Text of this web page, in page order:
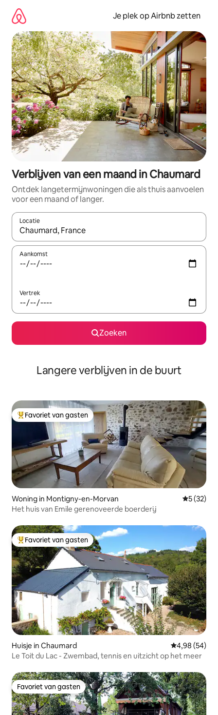
direct
naar
inhoud
Je plek op Airbnb zetten
Verblijven van een maand in Chaumard
Ontdek langetermijnwoningen die als thuis aanvoelen
voor een maand of langer.
Locatie
Wanneer er resultaten beschikbaar zijn, maak je een keuze
Aankomst
Vertrek
Zoeken
Langere verblijven in de buurt
Topfavoriet van gasten
Favoriet van gasten
Woning in Montigny-en-Morvan
5 (32)
Het huis van Emile gerenoveerde boerderij
Topfavoriet van gasten
Favoriet van gasten
Huisje in Chaumard Gemiddelde
4,98 (54)
Le Toit du Lac - Zwembad, tennis en uitzicht op het meer
Favoriet van gasten
Favoriet van gasten